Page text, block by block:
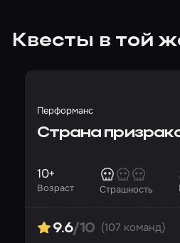
Квесты в той
Перформанс
Страна
Возраст
10+
Страшность
9.6/10 (107 команд)